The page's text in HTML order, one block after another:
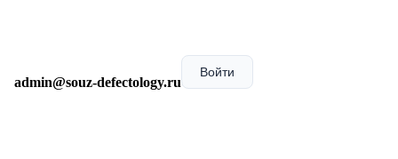
admin@souz-defectology.ru
Войти